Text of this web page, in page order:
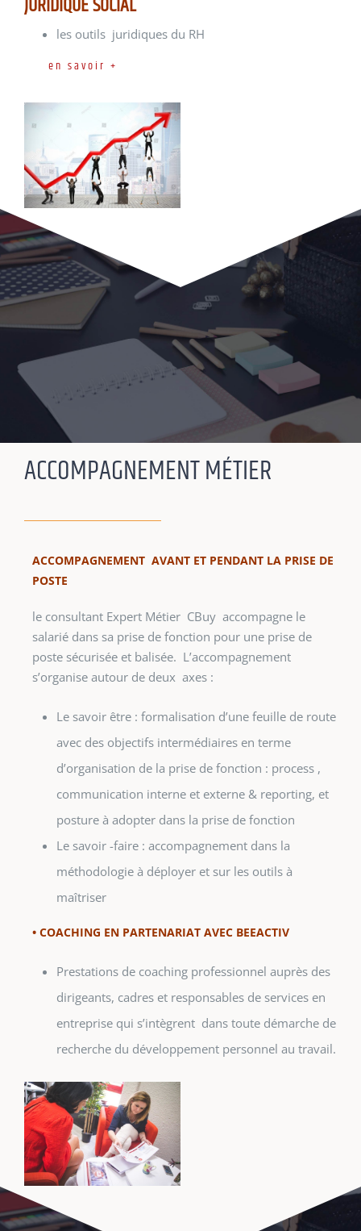
les outils juridiques du RH
en savoir +
ACCOMPAGNEMENT MÉTIER
ACCOMPAGNEMENT AVANT ET PENDANT LA PRISE DE
POSTE
le consultant Expert Métier CBuy accompagne le
salarié dans sa prise de fonction pour une prise de
poste sécurisée et balisée. L’accompagnement
s’organise autour de deux axes :
Le savoir être : formalisation d’une feuille de route
avec des objectifs intermédiaires en terme
d’organisation de la prise de fonction : process ,
communication interne et externe & reporting, et
posture à adopter dans la prise de fonction
Le savoir -faire : accompagnement dans la
méthodologie à déployer et sur les outils à
maîtriser
• COACHING EN PARTENARIAT AVEC BEEACTIV
Prestations de coaching professionnel auprès des
dirigeants, cadres et responsables de services en
entreprise qui s’intègrent dans toute démarche de
recherche du développement personnel au travail.